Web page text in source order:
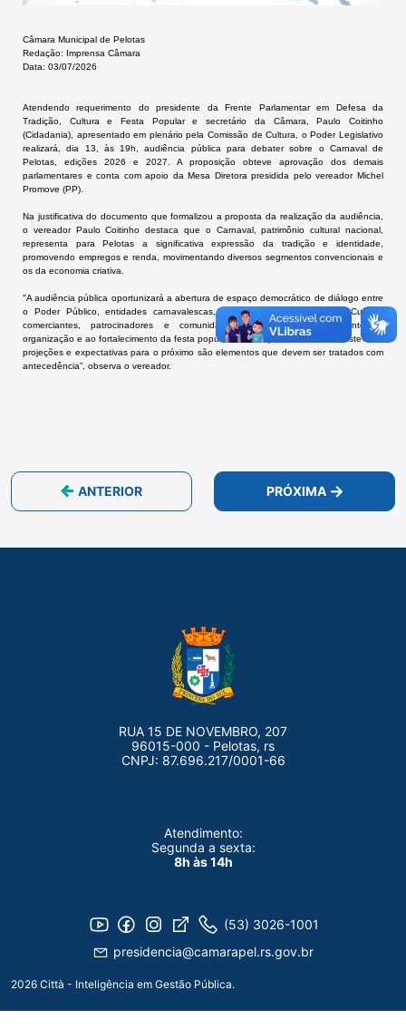
Câmara Municipal de Pelotas
Redação: Imprensa Câmara
Data: 03/07/2026
Atendendo requerimento do presidente da Frente Parlamentar em Defesa da
Tradição, Cultura e Festa Popular e secretário da Câmara, Paulo Coitinho
(Cidadania), apresentado em plenário pela Comissão de Cultura, o Poder Legislativo
realizará, dia 13, às 19h, audiência pública para debater sobre o Carnaval de
Pelotas, edições 2026 e 2027. A proposição obteve aprovação dos demais
parlamentares e conta com apoio da Mesa Diretora presidida pelo vereador Michel
Promove (PP).
Na justificativa do documento que formalizou a proposta da realização da audiência,
o vereador Paulo Coitinho destaca que o Carnaval, patrimônio cultural nacional,
representa para Pelotas a significativa expressão da tradição e identidade,
promovendo empregos e renda, movimentando diversos segmentos convencionais e
os da economia criativa.
“A audiência pública oportunizará a abertura de espaço democrático de diálogo entre
o Poder Público, entidades carnavalescas, representantes da área da Cultura,
comerciantes, patrocinadores e comunidade, visando ao planejamento, à
organização e ao fortalecimento da festa popular. A avaliação do Carnaval deste ano,
projeções e expectativas para o próximo são elementos que devem ser tratados com
antecedência”, observa o vereador.
ANTERIOR PRÓXIMA
RUA 15 DE NOVEMBRO, 207
96015-000 - Pelotas, rs
CNPJ: 87.696.217/0001-66
Atendimento:
Segunda a sexta:
8h às 14h
(53) 3026-1001
presidencia@camarapel.rs.gov.br
2026 Città - Inteligência em Gestão Pública.